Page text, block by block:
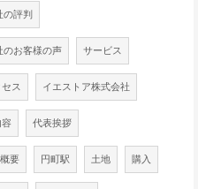
評判
のお客様の声 サービス
ス イエストア株式会社
容 代表挨拶
要 円町駅 土地 購入